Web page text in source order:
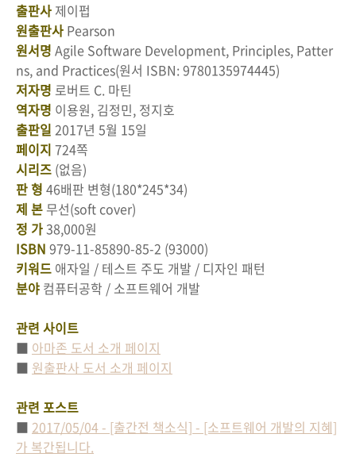
출판사 제이펍
원출판사 Pearson
원서명 Agile Software Development, Principles, Patter
ns, and Practices(원서 ISBN: 9780135974445)
저자명 로버트 C. 마틴
역자명 이용원, 김정민, 정지호
출판일 2017년 5월 15일
페이지 724쪽
시리즈 (없음)
판 형 46배판 변형(180*245*34)
제 본 무선(soft cover)
정 가38,000원
ISBN 979-11-85890-85-2 (93000)
키워드 애자일 / 테스트 주도 개발 / 디자인 패턴
분야 컴퓨터공학 / 소프트웨어 개발
관련 사이트
■ 아마존 도서 소개 페이지
■ 원출판사 도서 소개 페이지
관련 포스트
■ 2017/05/04 - [출간전 책소식] - [소프트웨어 개발의 지혜]
가 복간됩니다.